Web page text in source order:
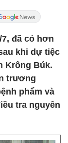
đã có hơn
khi dự tiệc
Krông Búk.
trương
phẩm và
tra nguyên